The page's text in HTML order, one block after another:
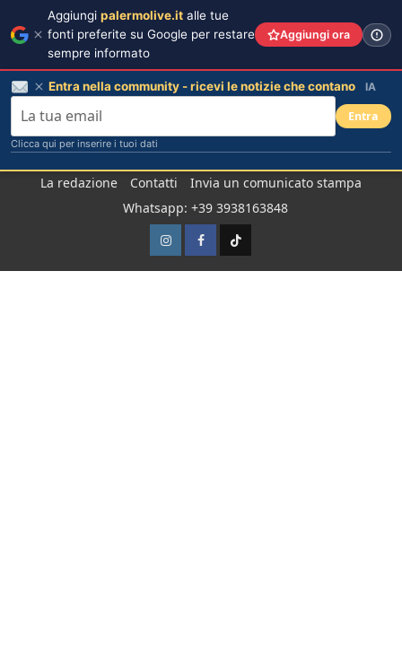
La redazione Contatti
Invia un comunicato stampa
Whatsapp: +39 3938163848
InstagramFacebook
TikTok
Aggiungi palermolive.it alle tue
fonti preferite su Google per restare
sempre informato
Aggiungi ora
Entra nella community - ricevi le notizie che contano IA
Entra
Clicca qui per inserire i tuoi dati